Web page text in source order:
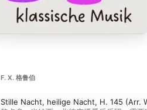
F. X. 格鲁伯
Stille Nacht, heilige Nacht, H. 145 (Arr.